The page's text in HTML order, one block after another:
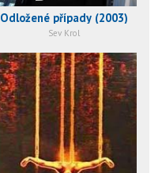
Odložené případy (2003)
Sev Krol